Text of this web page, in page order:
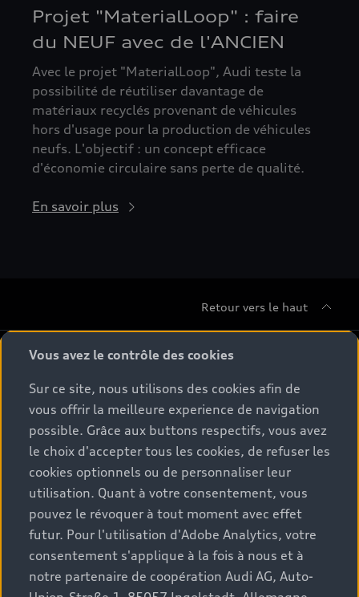
Projet "MaterialLoop" : faire
du NEUF avec de l'ANCIEN
Avec le projet "MaterialLoop", Audi teste la
possibilité de réutiliser davantage de
matériaux recyclés provenant de véhicules
hors d'usage pour la production de véhicules
neufs. L'objectif : un concept efficace
d'économie circulaire sans perte de qualité.
En savoir plus
Retour vers le haut
Gamme
Tous les modèles
Comparer les modèles
Modèles électriques
Hybrides plug-in
Conseil & achat
Offres du moment
Configurateur
Véhicules neufs disponibles
Audi Gebrauchtwagen :plus
Service & Accessoires
Accessoires d'origine Audi
Audi Services
Services numériques Audi
myAudi
Espace client
Contact
Trouver mon partenaire Audi
Audi World
Stories of Progress
Vous avez le contrôle des cookies
Sur ce site, nous utilisons des cookies afin de
vous offrir la meilleure experience de navigation
possible. Grâce aux buttons respectifs, vous avez
le choix d'accepter tous les cookies, de refuser les
cookies optionnels ou de personnaliser leur
utilisation. Quant à votre consentement, vous
pouvez le révoquer à tout moment avec effet
futur. Pour l'utilisation d'Adobe Analytics, votre
consentement s'applique à la fois à nous et à
notre partenaire de coopération Audi AG, Auto-